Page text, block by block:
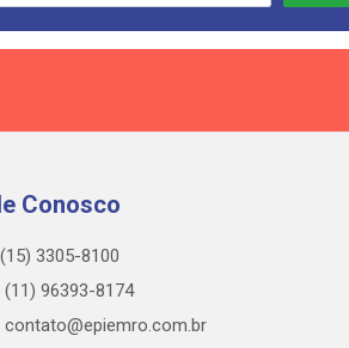
Conosco
(15) 3305-8100
(11) 96393-8174
contato@epiemro.com.br